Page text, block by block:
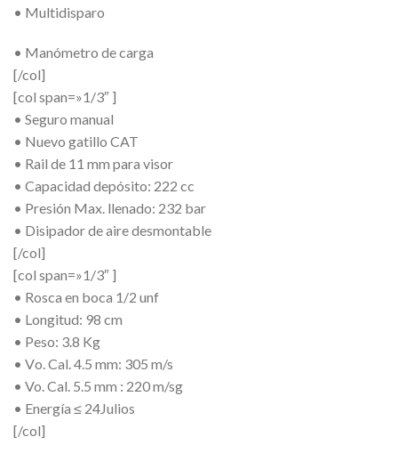
• Multidisparo
• Manómetro de carga
[/col]
[col span=»1/3″ ]
• Seguro manual
• Nuevo gatillo CAT
• Rail de 11 mm para visor
• Capacidad depósito: 222 cc
• Presión Max. llenado: 232 bar
• Disipador de aire desmontable
[/col]
[col span=»1/3″ ]
• Rosca en boca 1/2 unf
• Longitud: 98 cm
• Peso: 3.8 Kg
• V‌‍‍‍‏o. Cal. 4.5 mm: 305 m/s
• Vo. Cal. 5.5 mm : 220 m/sg
• Energía ≤ 24Julios
[/col]